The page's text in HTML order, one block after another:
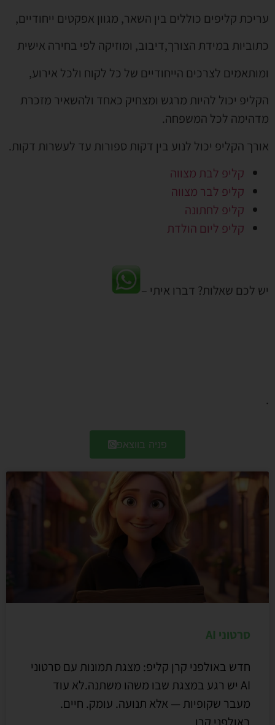
עריכת קליפים כוללים בין השאר, מגוון אפקטים ייחודיים,
כתוביות במידת הצורך,דיבוב, ומוזיקה לפי בחירה אישית
ומותאמים לצרכים הייחודיים של כל לקוח ולכל אירוע,
הקליפ יכול להיות מרגש ומצחיק כאחד ולהשאיר מזכרת
מדהימה לכל המשפחה.
אורך הקליפ יכול לנוע בין דקות ספורות עד לעשרות דקות.
קליפ לבת מצווה
קליפ לבר מצווה
קליפ לחתונה
קליפ ליום הולדת
יש לכם שאלות? דברו איתי –
.
פניה בווצאפ
סרטוני AI
חדש באולפני קרן קליפ: מצגת תמונות עם סרטוני
AI יש רגע במצגת שבו משהו משתנה.לא עוד
מעבר שקופיות — אלא תנועה. עומק. חיים.